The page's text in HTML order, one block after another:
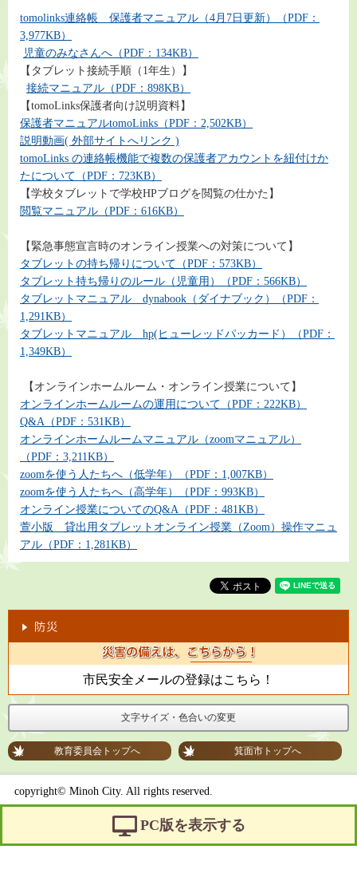
tomolinks連絡帳 保護者マニュアル（4月7日更新）（PDF：
3,977KB）
児童のみなさんへ（PDF：134KB）
【タブレット接続手順（1年生）】
接続マニュアル（PDF：898KB）
【tomoLinks保護者向け説明資料】
保護者マニュアルtomoLinks（PDF：2,502KB）
説明動画( 外部サイトへリンク )
tomoLinks の連絡帳機能で複数の保護者アカウントを紐付けか
たについて（PDF：723KB）
【学校タブレットで学校HPブログを閲覧の仕かた】
閲覧マニュアル（PDF：616KB）
【緊急事態宣言時のオンライン授業への対策について】
タブレットの持ち帰りについて（PDF：573KB）
タブレット持ち帰りのルール（児童用）（PDF：566KB）
タブレットマニュアル dynabook（ダイナブック）（PDF：
1,291KB）
タブレットマニュアル hp(ヒューレッドパッカード）（PDF：
1,349KB）
【オンラインホームルーム・オンライン授業について】
オンラインホームルームの運用について（PDF：222KB）
Q&A（PDF：531KB）
オンラインホームルームマニュアル（zoomマニュアル）
（PDF：3,211KB）
zoomを使う人たちへ（低学年）（PDF：1,007KB）
zoomを使う人たちへ（高学年）（PDF：993KB）
オンライン授業についてのQ&A（PDF：481KB）
萱小版 貸出用タブレットオンライン授業（Zoom）操作マニュ
アル（PDF：1,281KB）
市民安全メールの登録はこちら！
文字サイズ・色合いの変更
教育委員会トップへ 箕面市トップへ
copyright© Minoh City. All rights reserved.
PC版を表示する